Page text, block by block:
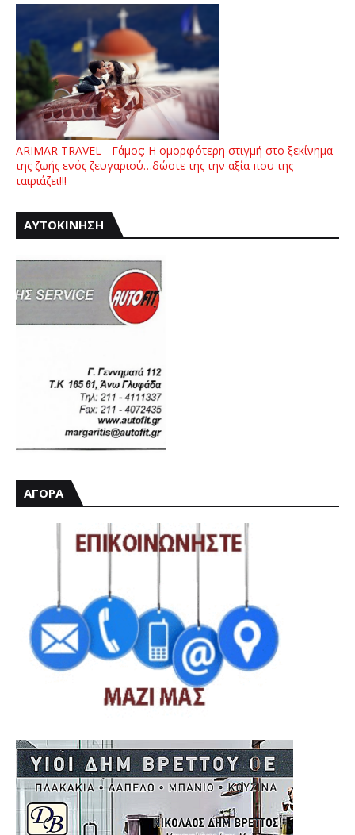
ARIMAR TRAVEL - Γάμος: Η ομορφότερη στιγμή στο ξεκίνημα
της ζωής ενός ζευγαριού…δώστε της την αξία που της
ταιριάζει!!!
ΑΥΤΟΚΙΝΗΣΗ
ΑΓΟΡΑ